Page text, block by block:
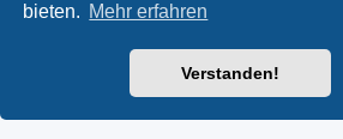
bieten. Mehr erfahren
Verstanden!